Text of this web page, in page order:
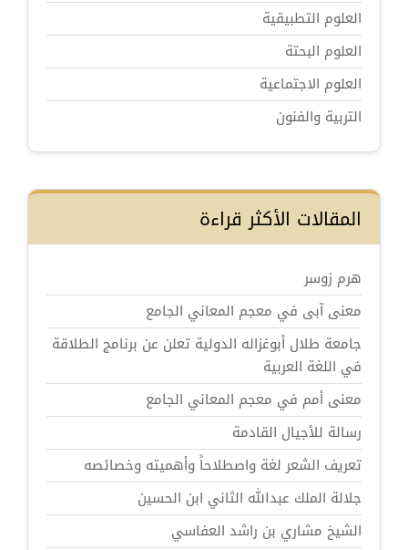
العلوم التطبيقية
العلوم البحتة
العلوم الاجتماعية
التربية والفنون
المقالات الأكثر قراءة
هرم زوسر
معنى آبى في معجم المعاني الجامع
جامعة طلال أبوغزاله الدولية تعلن عن برنامج الطلاقة
في اللغة العربية
معنى أمم في معجم المعاني الجامع
رسالة للأجيال القادمة
تعريف الشعر لغة واصطلاحاً وأهميته وخصائصه
جلالة الملك عبدالله الثاني ابن الحسين
الشيخ مشاري بن راشد العفاسي